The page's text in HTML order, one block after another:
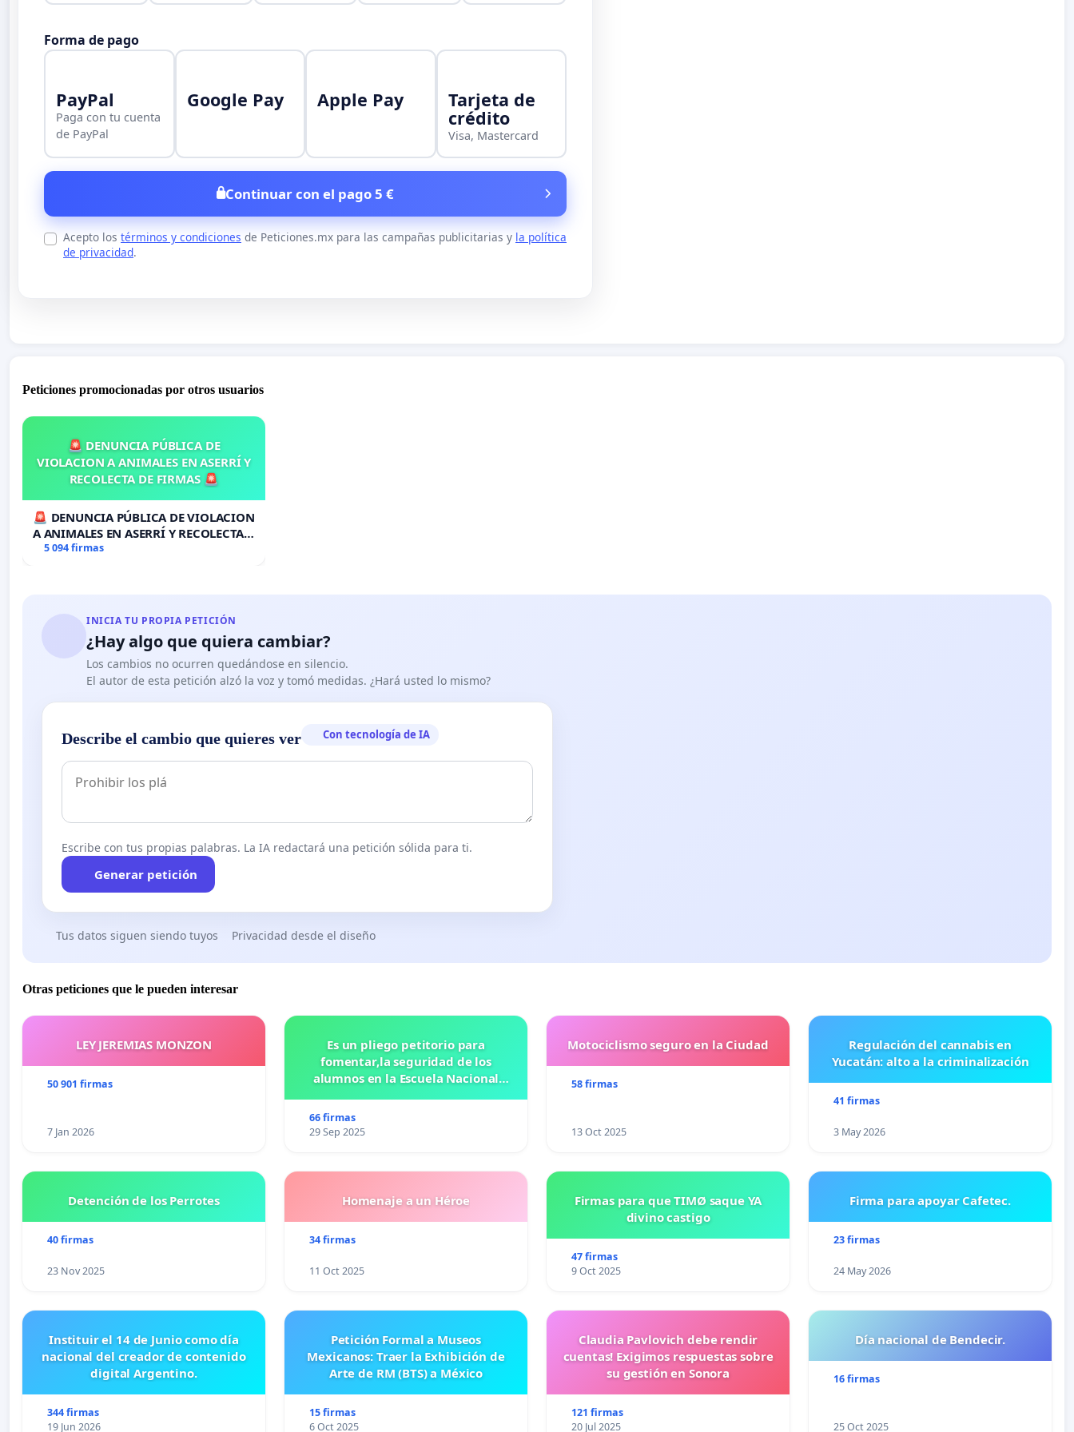
Forma de pago
PayPal
Paga con tu cuenta
de PayPal
Google Pay Apple Pay Tarjeta de
crédito
Visa, Mastercard
Continuar con el pago 5 €
Acepto los términos y condiciones de Peticiones.mx para las campañas publicitarias y la política
de privacidad.
Peticiones promocionadas por otros usuarios
🚨 DENUNCIA PÚBLICA DE
VIOLACION A ANIMALES EN ASERRÍ Y
RECOLECTA DE FIRMAS 🚨
🚨 DENUNCIA PÚBLICA DE VIOLACION
A ANIMALES EN ASERRÍ Y RECOLECTA
DE FIRMAS 🚨
5 094 firmas
INICIA TU PROPIA PETICIÓN
¿Hay algo que quiera cambiar?
Los cambios no ocurren quedándose en silencio.
El autor de esta petición alzó la voz y tomó medidas. ¿Hará usted lo mismo?
Describe el cambio que quieres ver Con tecnología de IA
Escribe con tus propias palabras. La IA redactará una petición sólida para ti.
Generar petición
Tus datos siguen siendo tuyos Privacidad desde el diseño
Otras peticiones que le pueden interesar
LEY JEREMIAS MONZON
50 901 firmas
7 Jan 2026
Es un pliego petitorio para
fomentar,la seguridad de los
alumnos en la Escuela Nacional
66 firmas
29 Sep 2025
Motociclismo seguro en la Ciudad
58 firmas
13 Oct 2025
Regulación del cannabis en
Yucatán: alto a la criminalización
41 firmas
3 May 2026
Detención de los Perrotes
40 firmas
23 Nov 2025
Homenaje a un Héroe
34 firmas
11 Oct 2025
Firmas para que TIMØ saque YA
divino castigo
47 firmas
9 Oct 2025
Firma para apoyar Cafetec.
23 firmas
24 May 2026
Instituir el 14 de Junio como día
nacional del creador de contenido
digital Argentino.
344 firmas
19 Jun 2026
Petición Formal a Museos
Mexicanos: Traer la Exhibición de
Arte de RM (BTS) a México
15 firmas
6 Oct 2025
Claudia Pavlovich debe rendir
cuentas! Exigimos respuestas sobre
su gestión en Sonora
121 firmas
20 Jul 2025
Día nacional de Bendecir.
16 firmas
25 Oct 2025